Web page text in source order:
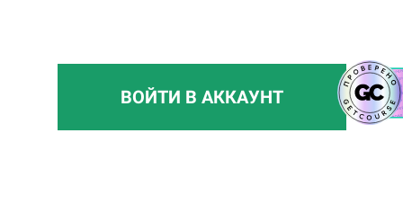
ВОЙТИ В АККАУНТ